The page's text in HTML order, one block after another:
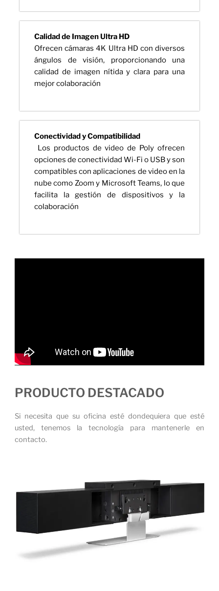
Calidad de Imagen Ultra HD
Ofrecen cámaras 4K Ultra HD con diversos
ángulos de visión, proporcionando una
calidad de imagen nítida y clara para una
mejor colaboración
Conectividad y Compatibilidad
Los productos de video de Poly ofrecen
opciones de conectividad Wi-Fi o USB y son
compatibles con aplicaciones de video en la
nube como Zoom y Microsoft Teams, lo que
facilita la gestión de dispositivos y la
colaboración
PRODUCTO DESTACADO
Si necesita que su oficina esté dondequiera que esté
usted, tenemos la tecnología para mantenerle en
contacto.